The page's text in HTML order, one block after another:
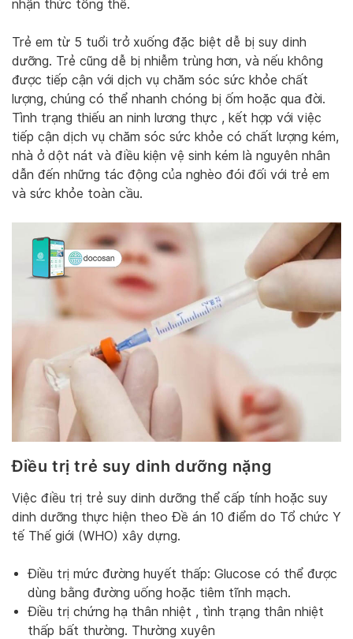
nhận thức tổng thể.
Trẻ em từ 5 tuổi trở xuống đặc biệt dễ bị suy dinh
dưỡng. Trẻ cũng dễ bị nhiễm trùng hơn, và nếu không
được tiếp cận với dịch vụ chăm sóc sức khỏe chất
lượng, chúng có thể nhanh chóng bị ốm hoặc qua đời.
Tình trạng thiếu an ninh lương thực , kết hợp với việc
tiếp cận dịch vụ chăm sóc sức khỏe có chất lượng kém,
nhà ở dột nát và điều kiện vệ sinh kém là nguyên nhân
dẫn đến những tác động của nghèo đói đối với trẻ em
và sức khỏe toàn cầu.
Điều trị trẻ suy dinh dưỡng nặng
Việc điều trị trẻ suy dinh dưỡng thể cấp tính hoặc suy
dinh dưỡng thực hiện theo Đề án 10 điểm do Tổ chức Y
tế Thế giới (WHO) xây dựng.
Điều trị mức đường huyết thấp: Glucose có thể được
dùng bằng đường uống hoặc tiêm tĩnh mạch.
Điều trị chứng hạ thân nhiệt , tình trạng thân nhiệt
thấp bất thường. Thường xuyên